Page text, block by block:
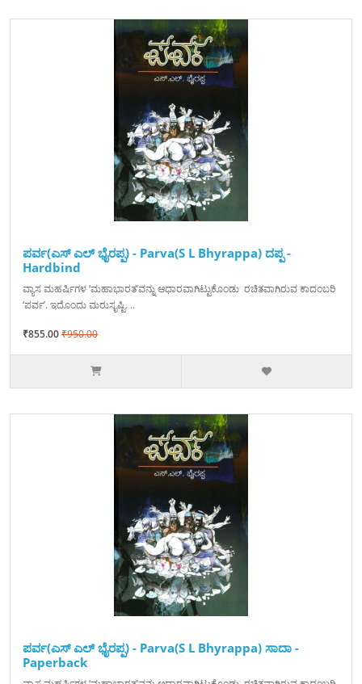
ಪರ್ವ(ಎಸ್ ಎಲ್ ಭೈರಪ್ಪ) - Parva(S L Bhyrappa) ದಪ್ಪ -
Hardbind
ವ್ಯಾಸ ಮಹರ್ಷಿಗಳ ‘ಮಹಾಭಾರತ’ವನ್ನು ಆಧಾರವಾಗಿಟ್ಟುಕೊಂಡು ರಚಿತವಾಗಿರುವ ಕಾದಂಬರಿ
‘ಪರ್ವ’. ಇದೊಂದು ಮರುಸೃಷ್ಟಿ. ..
₹855.00₹950.00
ಪರ್ವ(ಎಸ್ ಎಲ್ ಭೈರಪ್ಪ) - Parva(S L Bhyrappa) ಸಾದಾ -
Paperback